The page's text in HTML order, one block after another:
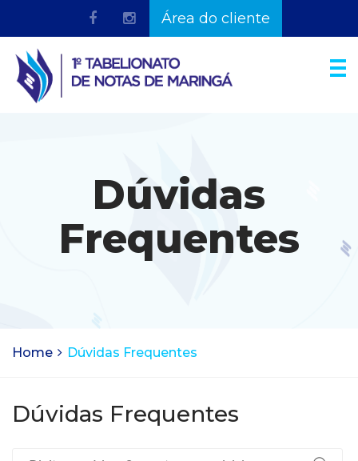
Área do cliente
Dúvidas
Frequentes
Home Dúvidas Frequentes
Dúvidas Frequentes